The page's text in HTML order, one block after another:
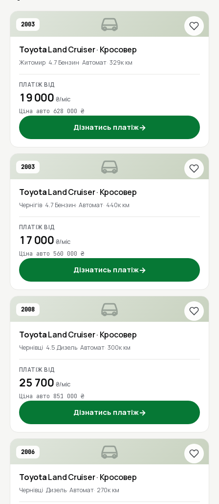
2003
ToyotaLand Cruiser· Кросовер
Житомир 4.7 Бензин Автомат 329к км
ПЛАТІЖ ВІД
19 000 ₴/міс
Ціна авто 628 000 ₴
Дізнатись платіж→
2003
ToyotaLand Cruiser· Кросовер
Чернігів 4.7 Бензин Автомат 440к км
ПЛАТІЖ ВІД
17 000 ₴/міс
Ціна авто 560 000 ₴
Дізнатись платіж→
2008
ToyotaLand Cruiser· Кросовер
Чернівці 4.5 Дизель Автомат 300к км
ПЛАТІЖ ВІД
25 700 ₴/міс
Ціна авто 851 000 ₴
Дізнатись платіж→
2006
ToyotaLand Cruiser· Кросовер
Чернівці Дизель Автомат 270к км